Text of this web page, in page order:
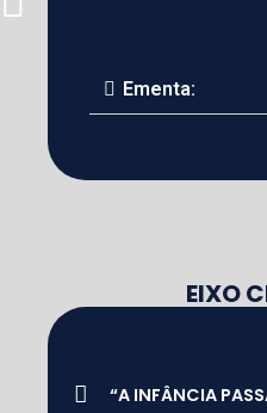
Ementa:
EIXO
“A INFÂNCIA